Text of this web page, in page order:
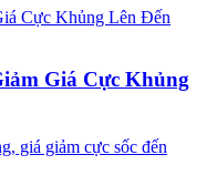
Giá Cực Khủng